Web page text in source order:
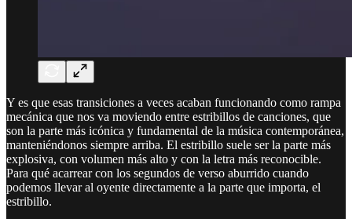
Y es que esas transiciones a veces acaban funcionando como rampa
mecánica que nos va moviendo entre estribillos de canciones, que
son la parte más icónica y fundamental de la música contemporánea,
manteniéndonos siempre arriba. El estribillo suele ser la parte más
explosiva, con volumen más alto y con la letra más reconocible.
Para qué acarrear con los segundos de verso aburrido cuando
podemos llevar al oyente directamente a la parte que importa, el
estribillo.